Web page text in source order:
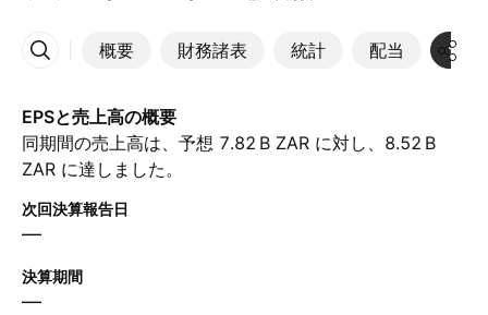
概要 財務諸表 統計 配当 決算
その他
EPSと売上高の概要
同期間の売上高は、予想 ‪7.82 B‬ ZAR に対し、‪8.52 B‬
ZAR に達しました。
次回決算報告日
—
決算期間
—